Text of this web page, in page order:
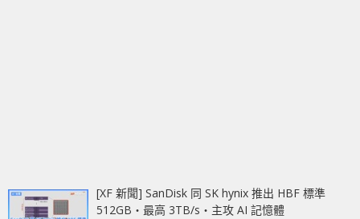
[XF 新聞] SanDisk 同 SK hynix 推出 HBF 標準
512GB‧最高 3TB/s‧主攻 AI 記憶體